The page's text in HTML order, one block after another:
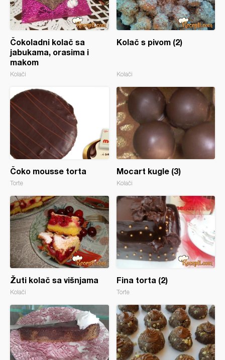
Čokoladni kolač sa
jabukama, orasima i
makom
Kolači
Kolač s pivom (2)
Kolači
Čoko mousse torta
Torte
Mocart kugle (3)
Kolači
Žuti kolač sa višnjama
Kolači
Fina torta (2)
Torte